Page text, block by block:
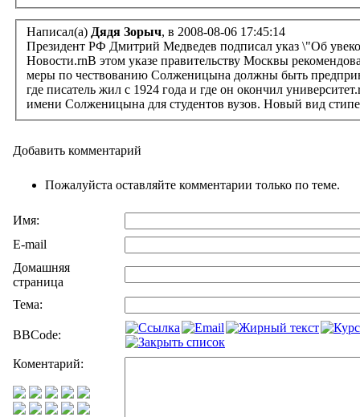
Написал(а) Дядя Зорыч, в 2008-08-06 17:45:14
Президент РФ Дмитрий Медведев подписал указ \"Об
Новости.rnВ этом указе правительству Москвы
меры по чествованию Солженицына должны быть
где писатель жил с 1924 года и где он окончил
имени Солженицына для студентов вузов. Новый вид
Добавить комментарий
Пожалуйста оставляйте комментарии только по теме.
Имя:
E-mail
Домашняя
страница
Тема:
BBCode:
Коментарий: